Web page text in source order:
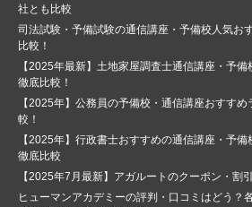
社とも比較
司法試験・予備試験の通信講座・予備校人気お
比較！
【2025年最新】土地家屋調査士通信講座・予
徹底比較！
【2025年】公務員の予備校・通信講座おすす
較！
【2025年】行政書士おすすめの通信講座・予
徹底比較
【2025年7月最新】アガルートのクーポン・割
ヒューマンアカデミーの評判・口コミはどう？